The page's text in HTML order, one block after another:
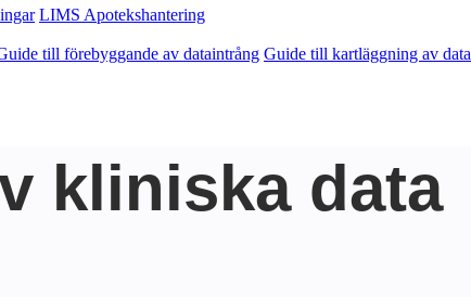
LIMS Apotekshantering
till förebyggande av dataintrång Guide till kartläggning av data
kliniska data